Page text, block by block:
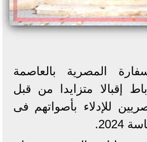
المصرية بالعاصمة
إقبالا متزايدا من قبل
للإدلاء بأصواتهم فى